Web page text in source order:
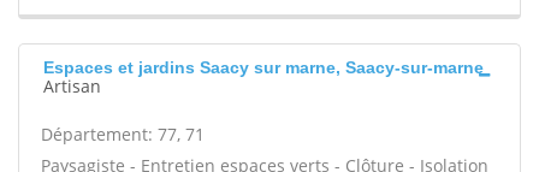
Espaces et jardins Saacy sur marne, Saacy-sur-marne
Artisan
Département: 77, 71
Paysagiste - Entretien espaces verts - Clôture - Isolation